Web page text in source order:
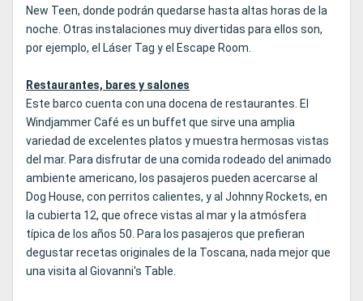
New Teen, donde podrán quedarse hasta altas horas de la
noche. Otras instalaciones muy divertidas para ellos son,
por ejemplo, el Láser Tag y el Escape Room.
Restaurantes, bares y salones
Este barco cuenta con una docena de restaurantes. El
Windjammer Café es un buffet que sirve una amplia
variedad de excelentes platos y muestra hermosas vistas
del mar. Para disfrutar de una comida rodeado del animado
ambiente americano, los pasajeros pueden acercarse al
Dog House, con perritos calientes, y al Johnny Rockets, en
la cubierta 12, que ofrece vistas al mar y la atmósfera
típica de los años 50. Para los pasajeros que prefieran
degustar recetas originales de la Toscana, nada mejor que
una visita al Giovanni's Table.